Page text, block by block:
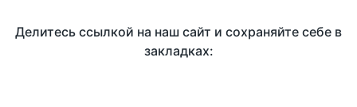
Делитесь ссылкой на наш сайт и сохраняйте себе в
закладках: